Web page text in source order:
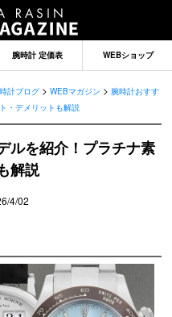
事を探す
腕時計 定価表 WEBショップ
計ブログ >WEBマガジン > 腕時計おすす
・デメリットも解説
ルを紹介！プラチナ素
解説
4/02